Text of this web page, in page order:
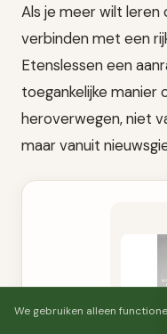
Als je meer wilt
verbinden met een
Etenslessen een
toegankelijke
heroverwegen, niet
maar vanuit
We gebruiken alleen